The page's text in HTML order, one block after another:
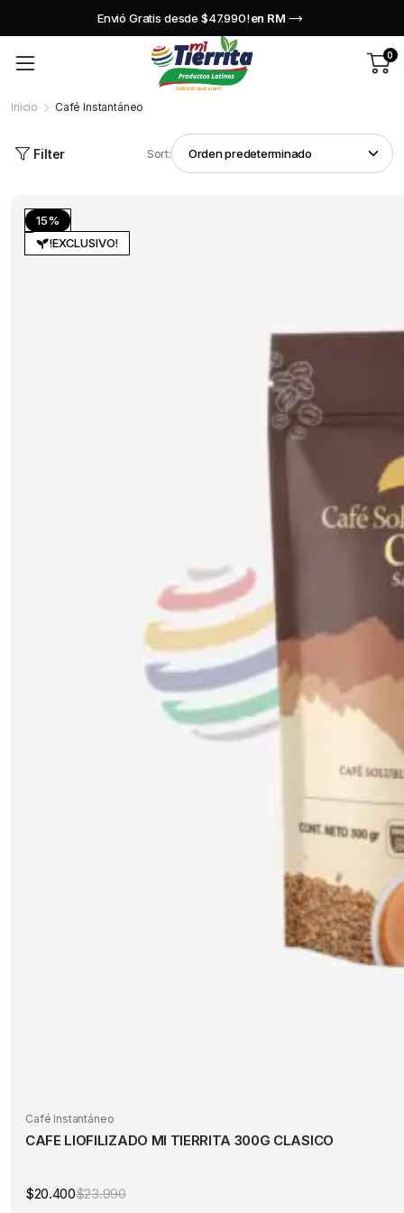
Envió Gratis desde $47.990!en RM
0
Inicio Café Instantáneo
Filter Sort:
15%
!EXCLUSIVO!
Café Instantáneo
CAFE LIOFILIZADO MI TIERRITA 300G CLASICO
$23.990El
$20.400 El